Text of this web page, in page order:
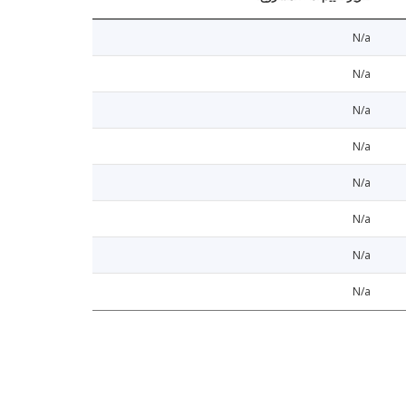
N/a
N/a
N/a
N/a
N/a
N/a
N/a
N/a